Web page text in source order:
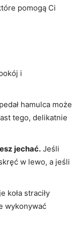
pomogą Ci
i
hamulca może
tego, delikatnie
jechać. Jeśli
w lewo, a ‌jeśli
koła straciły
wykonywać